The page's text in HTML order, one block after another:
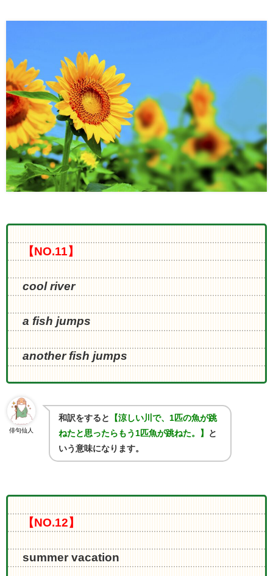
【NO.11】
cool river
a fish jumps
another fish jumps
俳句仙人
和訳をすると 【涼しい川で、 1 匹の魚が跳
ねたと思ったらもう 1 匹魚が跳ねた。】
と
いう意味になります。
【NO.12】
summer vacation